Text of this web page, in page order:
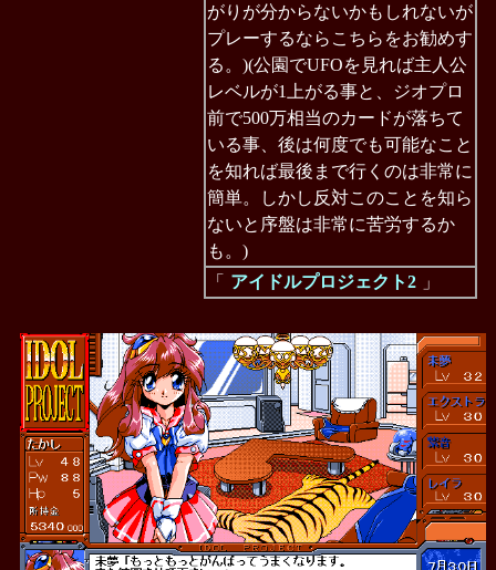
がりが分からないかもしれないが
プレーするならこちらをお勧めす
る。)(公園でUFOを見れば主人公
レベルが1上がる事と、ジオプロ
前で500万相当のカードが落ちて
いる事、後は何度でも可能なこと
を知れば最後まで行くのは非常に
簡単。しかし反対このことを知ら
ないと序盤は非常に苦労するか
も。)
「
アイドルプロジェクト2 」